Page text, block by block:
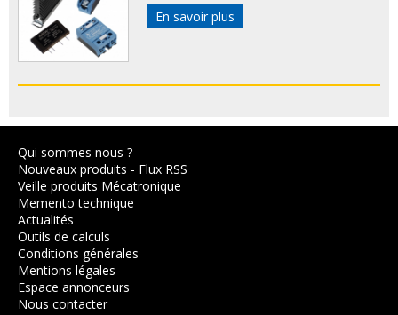
En savoir plus
Qui sommes nous ?
Nouveaux produits - Flux RSS
Veille produits Mécatronique
Memento technique
Actualités
Outils de calculs
Conditions générales
Mentions légales
Espace annonceurs
Nous contacter